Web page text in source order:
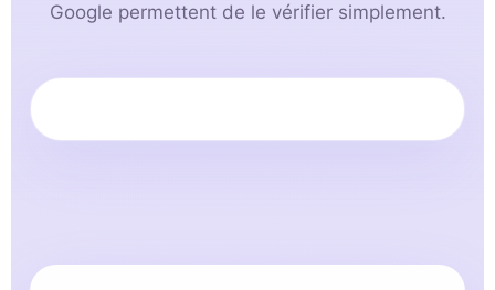
Google permettent de le vérifier simplement.